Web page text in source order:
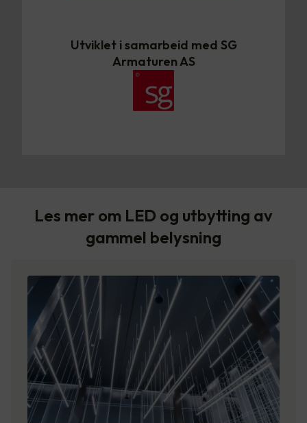
Utviklet i samarbeid med SG
Armaturen AS
Les mer om LED og utbytting av
gammel belysning